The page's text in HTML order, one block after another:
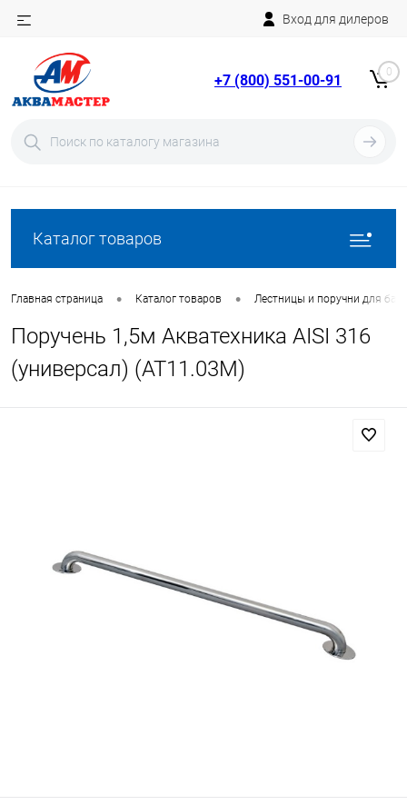
Вход для дилеров
+7 (800) 551-00-91 0
Каталог товаров
Главная страница • Каталог товаров • Лестницы и поручни для
Поручень 1,5м Акватехника AISI 316
(универсал) (AT11.03M)